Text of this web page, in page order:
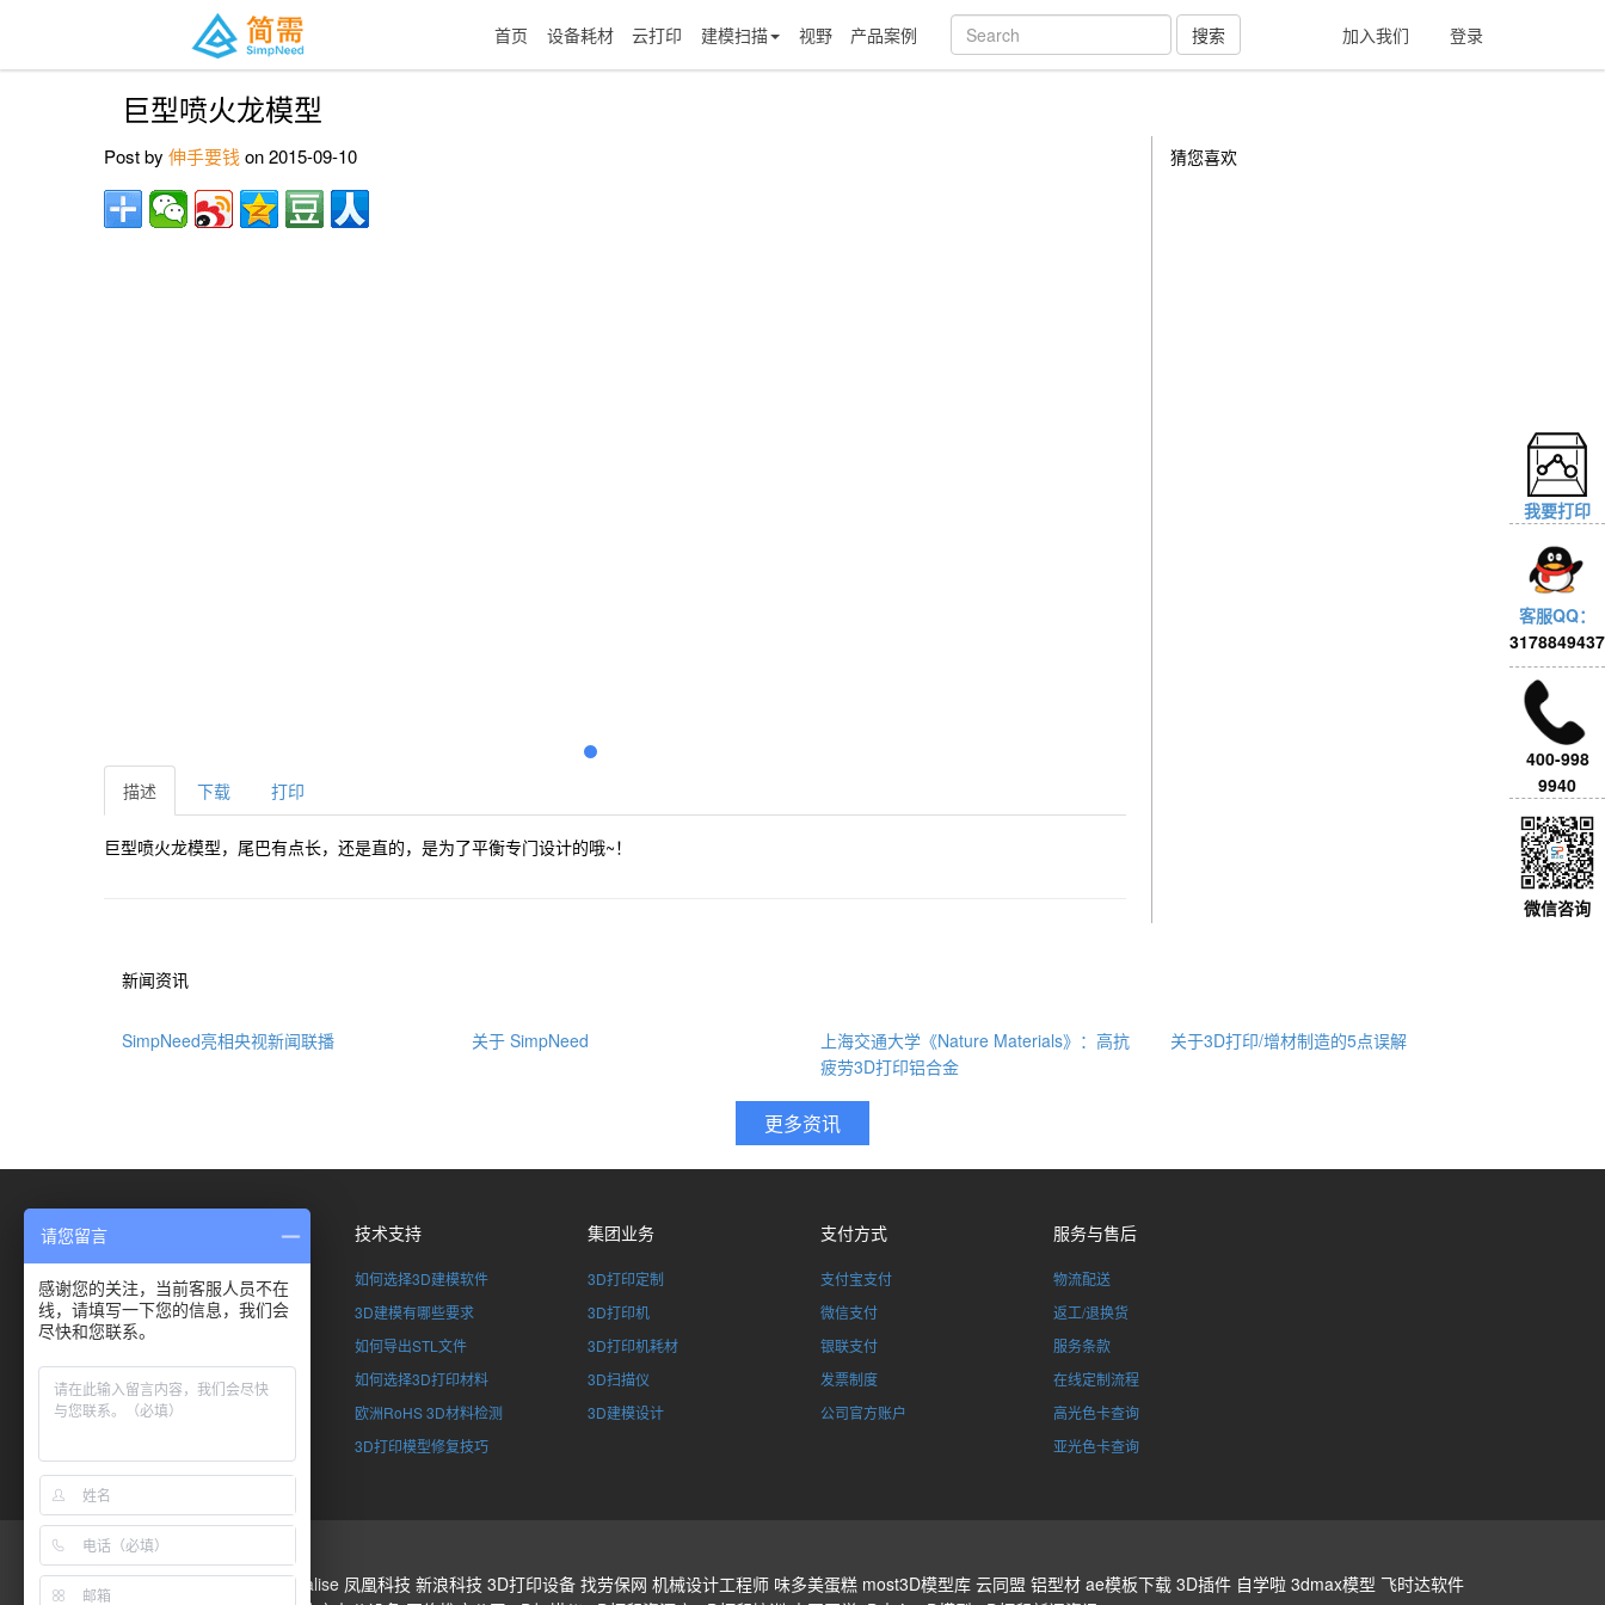
首页 设备耗材 云打印 建模扫描 视野 产品案例 搜索 加入我们 登录
巨型喷火龙模型
Post by 伸手要钱 on 2015-09-10
描述 下载 打印
巨型喷火龙模型，尾巴有点长，还是直的，是为了平衡专门设计的哦~！
猜您喜欢
新闻资讯
SimpNeed亮相央视新闻联播 关于 SimpNeed
上海交通大学《Nature Materials》：高抗
疲劳3D打印铝合金
关于3D打印/增材制造的5点误解
我要打印
客服QQ：
3178849437
400-998
9940
微信咨询
了解SimpNeed
联系我们
全球合伙计划
加入SimpNeed
版权申明
技术支持
如何选择3D建模软件
3D建模有哪些要求
如何导出STL文件
如何选择3D打印材料
欧洲RoHS 3D材料检测
3D打印模型修复技巧
集团业务
3D打印定制
3D打印机
3D打印机耗材
3D扫描仪
3D建模设计
支付方式
支付宝支付
微信支付
银联支付
发票制度
公司官方账户
服务与售后
物流配送
返工/退换货
服务条款
在线定制流程
高光色卡查询
亚光色卡查询
3D打印 Stratasys Materialise 凤凰科技 新浪科技 3D打印设备 找劳保网 机械设计工程师 味多美蛋糕 most3D模型库 云同盟 铝型材 ae模板下载 3D插件 自学啦 3dmax模型 飞时达软件
请您留言
感谢您的关注，当前客服人员不在
线，请填写一下您的信息，我们会
尽快和您联系。